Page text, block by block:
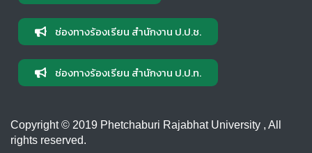
ช่องทางร้องเรียน สำนักงาน ป.ป.ช.
ช่องทางร้องเรียน สำนักงาน ป.ป.ท.
Copyright © 2019 Phetchaburi Rajabhat University , All
rights reserved.